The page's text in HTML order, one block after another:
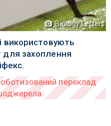
Biology Letters
використовують
для захоплення